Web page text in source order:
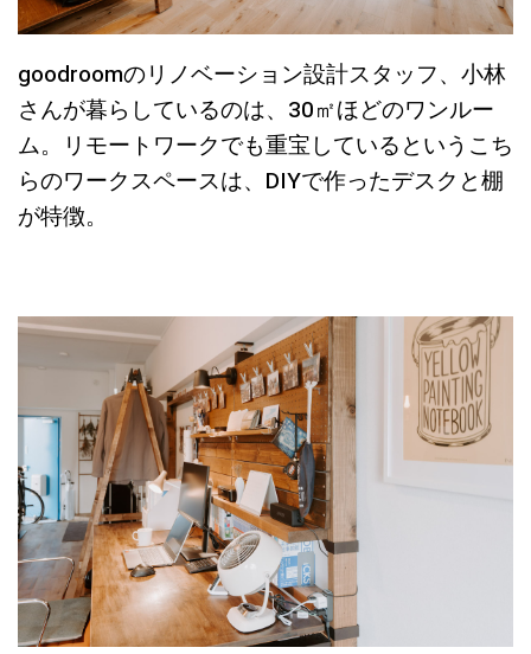
goodroomのリノベーション設計スタッフ、小林
さんが暮らしているのは、30㎡ほどのワンルー
ム。リモートワークでも重宝しているというこち
らのワークスペースは、DIYで作ったデスクと棚
が特徴。